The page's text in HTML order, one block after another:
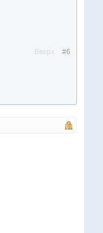
#6
Вверх